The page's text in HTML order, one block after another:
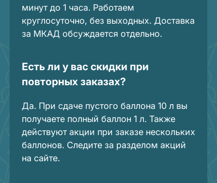
минут до 1 часа. Работаем
круглосуточно, без выходных. Доставка
за МКАД обсуждается отдельно.
Есть ли у вас скидки при
повторных заказах?
Да. При сдаче пустого баллона 10 л вы
получаете полный баллон 1 л. Также
действуют акции при заказе нескольких
баллонов. Следите за разделом акций
на сайте.